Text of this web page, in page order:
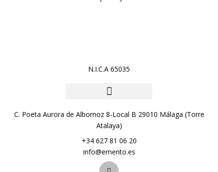
N.I.C.A 65035
C. Poeta Aurora de Albornoz 8-Local B 29010 Málaga (Torre
Atalaya)
+34 627 81 06 20
info@emento.es